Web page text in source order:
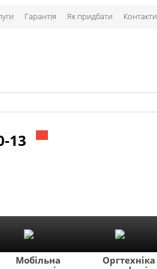
Гарантія Як придбати Контакти
13
Мобільна
Оргтехніка